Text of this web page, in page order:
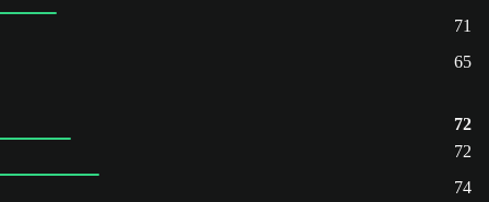
71
65
72
72
74